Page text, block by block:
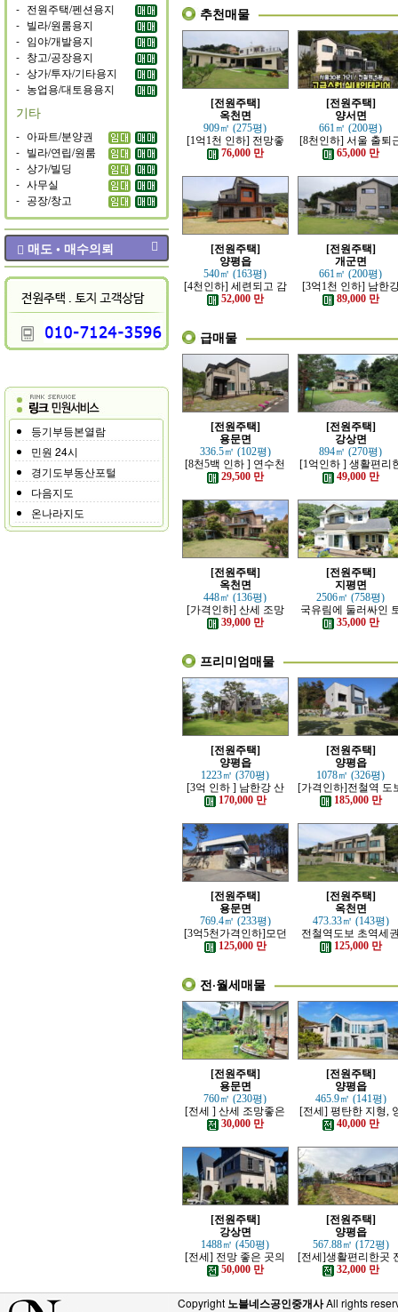
- 전원주택/펜션용지
- 빌라/원룸용지
- 임야/개발용지
- 창고/공장용지
- 상가/투자/기타용지
- 농업용/대토용용지
기타
- 아파트/분양권
- 빌라/연립/원룸
- 상가/빌딩
- 사무실
- 공장/창고
매도 • 매수의뢰
등기부등본열람
민원 24시
경기도부동산포털
다음지도
온나라지도
추천매물
[전원주택]
옥천면
909㎡ (275평)
[1억1천 인하] 전망좋
고 력셔리한 단층 철콘
전원주택
76,000 만
[전원주택]
양서면
661㎡ (200평)
[8천인하] 서울 출퇴
가능한 잘 지은 고급
65,000 만
[전원주택]
양평읍
540㎡ (163평)
[4천인하] 세련되고 감
각적인 모던한 전원주
52,000 만
[전원주택]
개군면
661㎡ (200평)
[3억1천 인하] 남한
조망 좋은 모던한 고
전원주택
89,000 만
급매물
[전원주택]
용문면
336.5㎡ (102평)
[8천5백 인하 ] 연수천
가까운 튼튼하게 잘지
은 전원주택
29,500 만
[전원주택]
강상면
894㎡ (270평)
[1억인하 ] 생활편리
정남향의 관리 잘된
49,000 만
[전원주택]
옥천면
448㎡ (136평)
[가격인하] 산세 조망
좋은 남향 전원주택
39,000 만
[전원주택]
지평면
2506㎡ (758평)
국유림에 둘러싸인
지 넓은 전원주택
35,000 만
프리미엄매물
[전원주택]
양평읍
1223㎡ (370평)
[3억 인하 ] 남한강 산
책로 접한 최고급 전원
170,000 만
[전원주택]
양평읍
1078㎡ (326평)
[가격인하]전철역 도
강조망 되는 고급 전
185,000 만
[전원주택]
용문면
769.4㎡ (233평)
[3억5천가격인하]모던
하고 고급스러운 본채,
별채있는 전원주택
125,000 만
[전원주택]
옥천면
473.33㎡ (143평)
전철역도보 초역세
강조망 고급전원주
125,000 만
전·월세매물
[전원주택]
용문면
760㎡ (230평)
[전세 ] 산세 조망좋은
정원 예쁜, 단층주택
30,000 만
[전원주택]
양평읍
465.9㎡ (141평)
[전세] 평탄한 지형,
평시내 차량 접근성
수한 전원주택
40,000 만
[전원주택]
강상면
1488㎡ (450평)
[전세] 전망 좋은 곳의
고급 전원주택
50,000 만
[전원주택]
양평읍
567.88㎡ (172평)
[전세]생활편리한곳
망트인 전원주택
32,000 만
Copyright 노블네스공인중개사All rights